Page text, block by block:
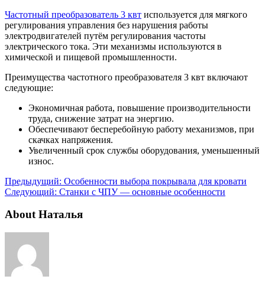
Частотный преобразователь 3 квт используется для мягкого
регулирования управления без нарушения работы
электродвигателей путём регулирования частоты
электрического тока. Эти механизмы используются в
химической и пищевой промышленности.
Преимущества частотного преобразователя 3 квт включают
следующие:
Экономичная работа, повышение производительности
труда, снижение затрат на энергию.
Обеспечивают бесперебойную работу механизмов, при
скачках напряжения.
Увеличенный срок службы оборудования, уменьшенный
износ.
Предыдущий: Особенности выбора покрывала для кровати
Следующий: Станки с ЧПУ — основные особенности
About Наталья